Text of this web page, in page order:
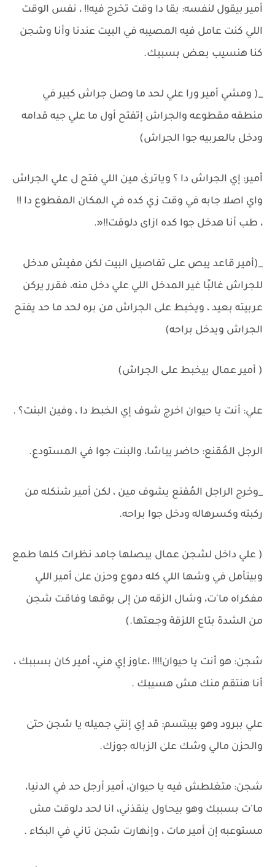
أمير بيقول لنفسه: بقا دا وقت تخرج فيه!! ، نفس الوقت
اللي كنت عامل فيه المصيبه في البيت عندنا وأنا وشجن
كنا هنسيب بعض بسببك.
_( ومشي أمير ورا علي لحد ما وصل جراش كبير في
منطقه مقطوعه والجراش إتفتح أول ما علي جيه قدامه
ودخل بالعربيه جوا الجراش)
أمير: إي الجراش دا ؟ وياترىٰ مين اللي فتح ل علي الجراش
واي اصلا جابه في وقت زي كده في المكان المقطوع دا !!
، طب أنا هدخل جوا كده ازاى دلوقت!!«.
_(أمير قاعد يبص على تفاصيل البيت لكن مفيش مدخل
للجراش غالبًا غير المدخل اللي علي دخل منه، فقرر يركن
عربيته بعيد ، ويخبط على الجراش من بره لحد ما حد يفتح
الجراش ويدخل براحه)
( أمير عمال بيخبط على الجراش)
علي: أنت يا حيوان اخرج شوف إي الخبط دا ، وفين البنت؟ .
الرجل المُقنع: حاضر يباشا، والبنت جوا في المستودع.
_وخرج الراجل المُقنع يشوف مين ، لكن أمير شنكله من
ركبته وكسرهاله ودخل جوا براحه.
( علي داخل لشجن عمال يبصلها جامد نظرات كلها طمع
وبيتأمل في وشها اللي كله دموع وحزن علىٰ أمير اللي
مفكراه ما'ت، وشال الزقه من إلى بوقها وفاقت شجن
من الشدة بتاع اللزقة وجعتها.)
شجن: هو أنت يا حيوان!!!! ،عاوز إي مني، أمير كان بسببك ،
أنا هنتقم منك مش هسيبك .
علي ببرود وهو بيبتسم: قد إي إنتي جميله يا شجن حتىٰ
والحزن مالي وشك علىٰ الزباله جوزك.
شجن: متغلطش فيه يا حيوان، أمير أرجل حد في الدنيا،
ما'ت بسببك وهو بيحاول ينقذني، انا لحد دلوقت مش
مستوعبه إن أمير مات ، وإنهارت شجن تاني في البكاء .